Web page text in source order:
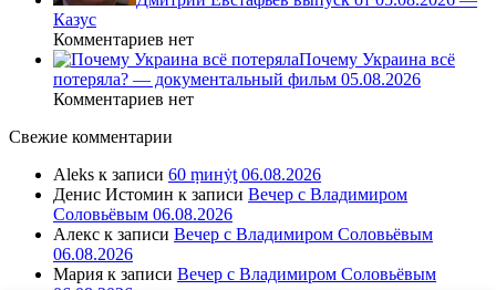
Казус
Комментариев нет
Почему Украина всё
потеряла? — документальный фильм 05.08.2026
Комментариев нет
Свежие комментарии
Aleks к записи 60 ṃинẏƫ 06.08.2026
Денис Истомин к записи Вечер с Владимиром
Соловьёвым 06.08.2026
Алекс к записи Вечер с Владимиром Соловьёвым
06.08.2026
Мария к записи Вечер с Владимиром Соловьёвым